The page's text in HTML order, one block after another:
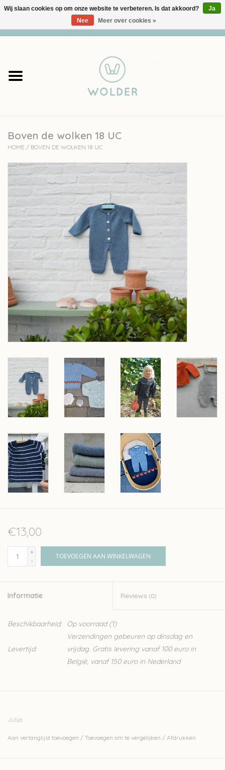
Garens
Accessoires
workshops
Cadeaubon
Solden
Over wolder
Boven de wolken 18 UC
HOME / BOVEN DE WOLKEN 18 UC
€13,00
+
-
TOEVOEGEN AAN WINKELWAGEN
Informatie Reviews (0)
Beschikbaarheid: Op voorraad(1)
Levertijd:
Verzendingen gebeuren op dinsdag en
vrijdag. Gratis levering vanaf 100 euro in
België, vanaf 150 euro in Nederland
Julija
Aan verlanglijst toevoegen / Toevoegen om te vergelijken / Afdrukken
Wij slaan cookies op om onze website te verbeteren. Is dat akkoord?
Ja
Nee
Meer over cookies »